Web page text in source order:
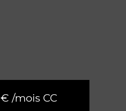
€ /mois CC